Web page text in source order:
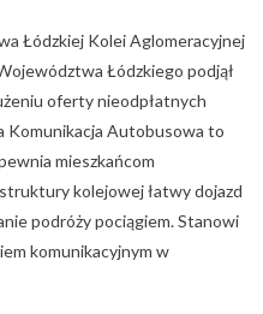
Łódzkiej Kolei Aglomeracyjnej
Łódzkiego podjął
oferty nieodpłatnych
Komunikacja Autobusowa to
mieszkańcom
kolejowej łatwy dojazd
podróży pociągiem. Stanowi
komunikacyjnym w